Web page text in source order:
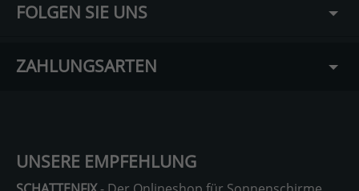
FOLGEN SIE UNS
ZAHLUNGSARTEN
UNSERE EMPFEHLUNG